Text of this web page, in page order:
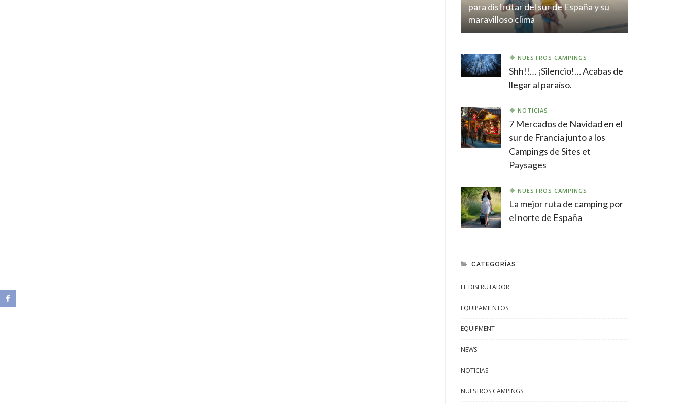
para disfrutar del sur de España y su
maravilloso clima
NUESTROS CAMPINGS
Shh!!… ¡Silencio!… Acabas de
llegar al paraíso.
NOTICIAS
7 Mercados de Navidad en el
sur de Francia junto a los
Campings de Sites et
Paysages
NUESTROS CAMPINGS
La mejor ruta de camping por
el norte de España
CATEGORÍAS
EL DISFRUTADOR
EQUIPAMIENTOS
EQUIPMENT
NEWS
NOTICIAS
NUESTROS CAMPINGS